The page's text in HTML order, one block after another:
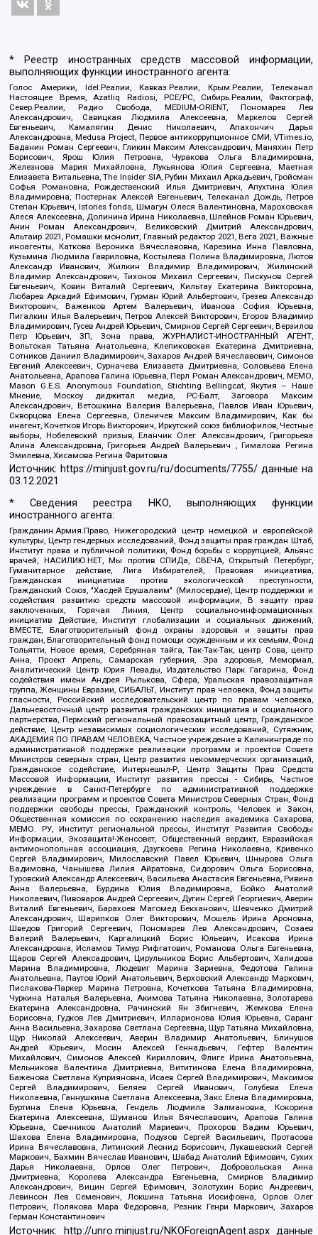
* Реестр иностранных средств массовой информации,
выполняющих функции иностранного агента:
Голос Америки, Idel.Реалии, Кавказ.Реалии, Крым.Реалии, Телеканал
Настоящее Время, Azatliq Radiosi, PCE/PC, Сибирь.Реалии, Фактограф,
Север.Реалии, Радио Свобода, MEDIUM-ORIENT, Пономарев Лев
Александрович, Савицкая Людмила Алексеевна, Маркелов Сергей
Евгеньевич, Камалягин Денис Николаевич, Апахончич Дарья
Александровна, Medusa Project, Первое антикоррупционное СМИ, VTimes.io,
Баданин Роман Сергеевич, Гликин Максим Александрович, Маняхин Петр
Борисович, Ярош Юлия Петровна, Чуракова Ольга Владимировна,
Железнова Мария Михайловна, Лукьянова Юлия Сергеевна, Маетная
Елизавета Витальевна, The Insider SIA, Рубин Михаил Аркадьевич, Гройсман
Софья Романовна, Рождественский Илья Дмитриевич, Апухтина Юлия
Владимировна, Постернак Алексей Евгеньевич, Телеканал Дождь, Петров
Степан Юрьевич, Istories fonds, Шмагун Олеся Валентиновна, Мароховская
Алеся Алексеевна, Долинина Ирина Николаевна, Шлейнов Роман Юрьевич,
Анин Роман Александрович, Великовский Дмитрий Александрович,
Альтаир 2021, Ромашки монолит, Главный редактор 2021, Вега 2021, Важные
иноагенты, Каткова Вероника Вячеславовна, Карезина Инна Павловна,
Кузьмина Людмила Гавриловна, Костылева Полина Владимировна, Лютов
Александр Иванович, Жилкин Владимир Владимирович, Жилинский
Владимир Александрович, Тихонов Михаил Сергеевич, Пискунов Сергей
Евгеньевич, Ковин Виталий Сергеевич, Кильтау Екатерина Викторовна,
Любарев Аркадий Ефимович, Гурман Юрий Альбертович, Грезев Александр
Викторович, Важенков Артем Валерьевич, Иванова София Юрьевна,
Пигалкин Илья Валерьевич, Петров Алексей Викторович, Егоров Владимир
Владимирович, Гусев Андрей Юрьевич, Смирнов Сергей Сергеевич, Верзилов
Петр Юрьевич, ЗП, Зона права, ЖУРНАЛИСТ-ИНОСТРАННЫЙ АГЕНТ,
Вольтская Татьяна Анатольевна, Клепиковская Екатерина Дмитриевна,
Сотников Даниил Владимирович, Захаров Андрей Вячеславович, Симонов
Евгений Алексеевич, Сурначева Елизавета Дмитриевна, Соловьева Елена
Анатольевна, Арапова Галина Юрьевна, Перл Роман Александрович, МЕМО,
Mason G.E.S. Anonymous Foundation, Stichting Bellingcat, Якутия – Наше
Мнение, Москоу диджитал медиа, РС-Балт, Заговора Максим
Александрович, Ветошкина Валерия Валерьевна, Павлов Иван Юрьевич,
Скворцова Елена Сергеевна, Оленичев Максим Владимирович, Как бы
инагент, Кочетков Игорь Викторович, Иркутский союз библиофилов, Честные
выборы, Нобелевский призыв, Еланчик Олег Александрович, Григорьева
Алина Александровна, Григорьев Андрей Валерьевич , Гималова Регина
Эмилевна, Хисамова Регина Фаритовна
Источник: https://minjust.gov.ru/ru/documents/7755/ данные на
03.12.2021
* Сведения реестра НКО, выполняющих функции
иностранного агента:
Гражданин.Армия.Право, Нижегородский центр немецкой и европейской
культуры, Центр гендерных исследований, Фонд защиты прав граждан Штаб,
Институт права и публичной политики, Фонд борьбы с коррупцией, Альянс
врачей, НАСИЛИЮ.НЕТ, Мы против СПИДа, СВЕЧА, Открытый Петербург,
Гуманитарное действие, Лига Избирателей, Правовая инициатива,
Гражданская инициатива против экологической преступности,
Гражданский Союз, "Хасдей Ерушалаим" (Милосердие), Центр поддержки и
содействия развитию средств массовой информации, В защиту прав
заключенных, Горячая Линия, Центр социально-информационных
инициатив Действие, Институт глобализации и социальных движений,
ВМЕСТЕ, Благотворительный фонд охраны здоровья и защиты прав
граждан, Благотворительный фонд помощи осужденным и их семьям, Фонд
Тольятти, Новое время, Серебряная тайга, Так-Так-Так, центр Сова, центр
Анна, Проект Апрель, Самарская губерния, Эра здоровья, Мемориал,
Аналитический Центр Юрия Левады, Издательство Парк Гагарина, Фонд
содействия имени Андрея Рылькова, Сфера, Уральская правозащитная
группа, Женщины Евразии, СИБАЛЬТ, Институт прав человека, Фонд защиты
гласности, Российский исследовательский центр по правам человека,
Дальневосточный центр развития гражданских инициатив и социального
партнерства, Пермский региональный правозащитный центр, Гражданское
действие, Центр независимых социологических исследований, Сутяжник,
АКАДЕМИЯ ПО ПРАВАМ ЧЕЛОВЕКА, Частное учреждение в Калининграде по
административной поддержке реализации программ и проектов Совета
Министров северных стран, Центр развития некоммерческих организаций,
Гражданское содействие, Интернешнл-Р, Центр Защиты Прав Средств
Массовой Информации, Институт развития прессы - Сибирь, Частное
учреждение в Санкт-Петербурге по административной поддержке
реализации программ и проектов Совета Министров Северных Стран, Фонд
поддержки свободы прессы, Гражданский контроль, Человек и Закон,
Общественная комиссия по сохранению наследия академика Сахарова,
МЕМО. РУ, Институт региональной прессы, Институт Развития Свободы
Информации, Экозащита!-Женсовет, Общественный вердикт, Евразийская
антимонопольная ассоциация, Дзугкоева Регина Николаевна, Кривенко
Сергей Владимирович, Милославский Павел Юрьевич, Шнырова Ольга
Вадимовна, Чанышева Лилия Айратовна, Сидорович Ольга Борисовна,
Туровский Александр Алексеевич, Васильева Анастасия Евгеньевна, Ривина
Анна Валерьевна, Бурдина Юлия Владимировна, Бойко Анатолий
Николаевич, Пивоваров Андрей Сергеевич, Дугин Сергей Георгиевич, Аверин
Виталий Евгеньевич, Барахоев Магомед Бекханович, Шевченко Дмитрий
Александрович, Шарипков Олег Викторович, Мошель Ирина Ароновна,
Шведов Григорий Сергеевич, Пономарев Лев Александрович, Созаев
Валерий Валерьевич, Каргалицкий Борис Юльевич, Исакова Ирина
Александровна, Исламов Тимур Рифгатович, Романова Ольга Евгеньевна,
Щаров Сергей Алексадрович, Цирульников Борис Альбертович, Халидова
Марина Владимировна, Людевиг Марина Зариевна, Федотова Галина
Анатольевна, Паутов Юрий Анатольевич, Верховский Александр Маркович,
Пислакова-Паркер Марина Петровна, Кочеткова Татьяна Владимировна,
Чуркина Наталья Валерьевна, Акимова Татьяна Николаевна, Золотарева
Екатерина Александровна, Рачинский Ян Збигневич, Жемкова Елена
Борисовна, Гудков Лев Дмитриевич, Илларионова Юлия Юрьевна, Саранг
Анна Васильевна, Захарова Светлана Сергеевна, Щур Татьяна Михайловна,
Щур Николай Алексеевич, Аверин Владимир Анатольевич, Блинушов
Андрей Юрьевич, Мосин Алексей Геннадьевич, Гефтер Валентин
Михайлович, Симонов Алексей Кириллович, Флиге Ирина Анатольевна,
Мельникова Валентина Дмитриевна, Вититинова Елена Владимировна,
Баженова Светлана Куприяновна, Исаев Сергей Владимирович, Максимов
Сергей Владимирович, Беляев Сергей Иванович, Голубева Елена
Николаевна, Ганнушкина Светлана Алексеевна, Закс Елена Владимировна,
Буртина Елена Юрьевна, Гендель Людмила Залмановна, Кокорина
Екатерина Алексеевна, Шуманов Илья Вячеславович, Арапова Галина
Юрьевна, Свечников Анатолий Мариевич, Прохоров Вадим Юрьевич,
Шахова Елена Владимировна, Подузов Сергей Васильевич, Протасова
Ирина Вячеславовна, Литинский Леонид Борисович, Лукашевский Сергей
Маркович, Бахмин Вячеслав Иванович, Шабад Анатолий Ефимович, Сухих
Дарья Николаевна, Орлов Олег Петрович, Добровольская Анна
Дмитриевна, Королева Александра Евгеньевна, Смирнов Владимир
Александрович, Вицин Сергей Ефимович, Золотухин Борис Андреевич,
Левинсон Лев Семенович, Локшина Татьяна Иосифовна, Орлов Олег
Петрович, Полякова Мара Федоровна, Резник Генри Маркович, Захаров
Герман Константинович
Источник: http://unro.minjust.ru/NKOForeignAgent.aspxданные